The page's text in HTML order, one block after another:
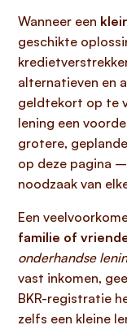
Wanneer een
geschikte
alternatieven en
geldtekort op te
lening een
grotere,
op deze pagina
noodzaak van
Een
familie of
onderhandse
vast inkomen,
BKR-registratie
zelfs een kleine